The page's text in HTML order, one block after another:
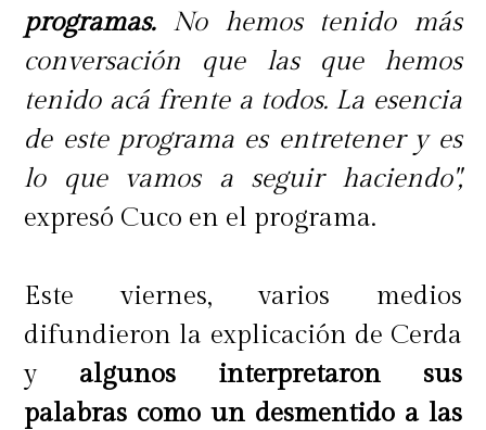
programas.No hemos tenido más
conversación que las que hemos
tenido acá frente a todos. La esencia
de este programa es entretener y es
lo que vamos a seguir haciendo",
expresó Cuco en el programa.
Este viernes, varios medios
difundieron la explicación de Cerda
yalgunos interpretaron sus
palabras como un desmentido a las